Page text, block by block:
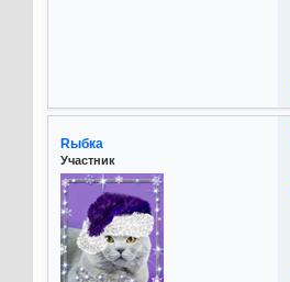
Rыбка
Участник